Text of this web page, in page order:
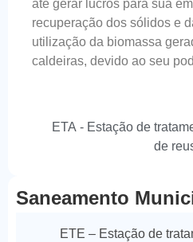
ETA - Estação de
de
até gerar lucros para sua
recuperação dos sólidos e
utilização da biomassa
caldeiras, devido ao seu
Saneamento
ETE – Estação de